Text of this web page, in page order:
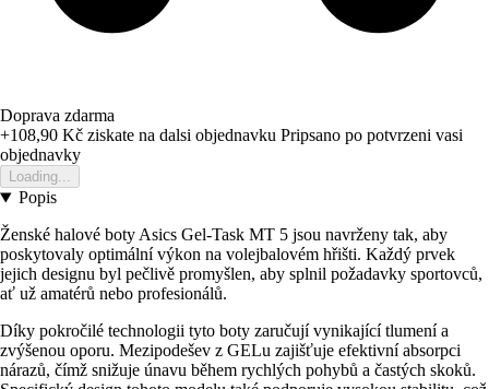
Doprava zdarma
+108,90 Kč ziskate na dalsi objednavku Pripsano po potvrzeni vasi
objednavky
Loading...
Popis
Ženské halové boty Asics Gel-Task MT 5 jsou navrženy tak, aby
poskytovaly optimální výkon na volejbalovém hřišti. Každý prvek
jejich designu byl pečlivě promyšlen, aby splnil požadavky sportovců,
ať už amatérů nebo profesionálů.
Díky pokročilé technologii tyto boty zaručují vynikající tlumení a
zvýšenou oporu. Mezipodešev z GELu zajišťuje efektivní absorpci
nárazů, čímž snižuje únavu během rychlých pohybů a častých skoků.